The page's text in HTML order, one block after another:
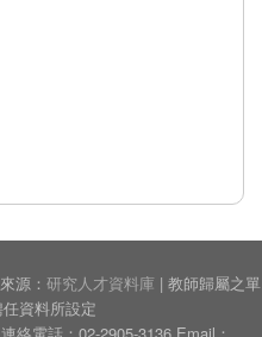
源： 研究人才資料庫 | 教師歸屬之單
資料所設定